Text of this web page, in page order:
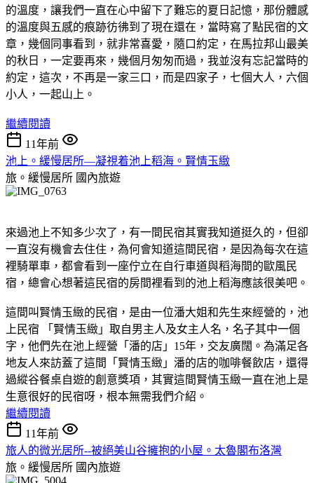
的溫度，讓我們一直在心中留下了難忘的夏日記憶，那份體感
的溫度與五感的痕跡彷彿到了現在還在，當時寫了點民宿的文
章，幾個同事看到，就非常喜愛，隨口約定，在馬拉邦山最美
的秋日，一定要再來，幾個月匆匆而過，我並沒有忘記當時的
約定，這次，不再是一家三口，而是四家子，七個大人，六個
小人，一起山上。
繼續閱讀
11年前
池上。緩慢居所—凝視着池上稻海。賢情玉緻
旅。緩慢居所 國內旅遊
來過池上不知多少次了，有一間民宿其實我知道挺久的，但卻
一直沒有機會去住住，為何會知道這間民宿，是因為每次在這
裡騎單車，都會看到一座佇立在自行車道與稻海間的歐風民
宿，總會心想著這民宿的房間裡看到的池上稻海應該很美吧。
這間叫賢情玉緻的民宿，是由一位潘大姐和先生來經營的，池
上民宿 「賢情玉緻」取自男主人及女主人名，名子其中一個
字，他們先在池上經營「潘的店」15年，交友廣闊。為滿足各
地友人來訪蓋了這間「賢情玉緻」潘的店的咖啡餐飲店，還得
過縱谷餐桌自遊的創意獎項，其實這間賢情玉緻一直在池上是
生意很好的民宿呀，根本無需我們介紹。
繼續閱讀
11年前
旅人的微光居所--被絕美山谷擁抱的小屋。太魯閣布洛灣
旅。緩慢居所 國內旅遊